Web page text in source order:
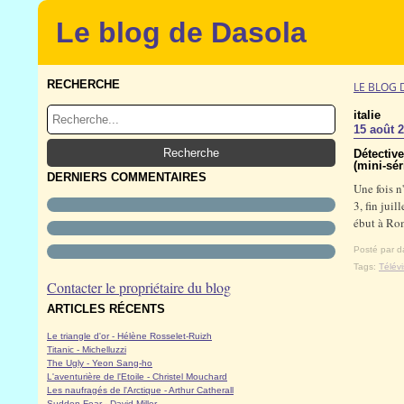
Le blog de Dasola
RECHERCHE
DERNIERS COMMENTAIRES
Contacter le propriétaire du blog
ARTICLES RÉCENTS
Le triangle d'or - Hélène Rosselet-Ruizh
Titanic - Michelluzzi
The Ugly - Yeon Sang-ho
L'aventurière de l'Etoile - Christel Mouchard
Les naufragés de l'Arctique - Arthur Catherall
LE BLOG
italie
15 août
(mini-
Une fois
3, fin
ébut à
Posté par
Tags: